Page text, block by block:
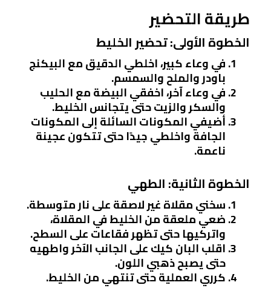
طريقة التحضير
الخطوة الأولى: تحضير الخليط
في وعاء كبير، اخلطي الدقيق مع البيكنج
باودر والملح والسمسم.
في وعاء آخر، اخفقي البيضة مع الحليب
والسكر والزيت حتى يتجانس الخليط.
أضيفي المكونات السائلة إلى المكونات
الجافة واخلطي جيدًا حتى تتكون عجينة
ناعمة.
الخطوة الثانية: الطهي
سخني مقلاة غير لاصقة على نار متوسطة.
ضعي ملعقة من الخليط في المقلاة،
واتركيها حتى تظهر فقاعات على السطح.
اقلب البان كيك على الجانب الآخر واطهيه
حتى يصبح ذهبي اللون.
كرري العملية حتى تنتهي من الخليط.